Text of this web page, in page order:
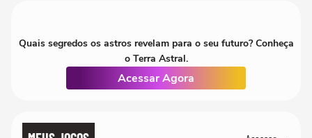
Quais segredos os astros revelam para o seu futuro? Conheça
o Terra Astral.
Acessar Agora